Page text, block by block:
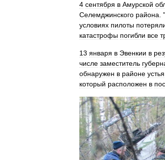
4 сентября в Амурской
Селемджинского района . "
условиях пилоты
катастрофы погибли все
13 января в Эвенкии в
числе заместитель
обнаружен в районе устья
который расположен в